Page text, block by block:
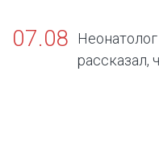
07.08
рассказал,